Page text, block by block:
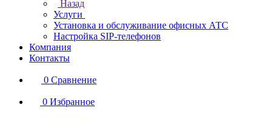
Назад
Услуги
Установка и обслуживание офисных АТС
Настройка SIP-телефонов
Компания
Контакты
0 Сравнение
0 Избранное